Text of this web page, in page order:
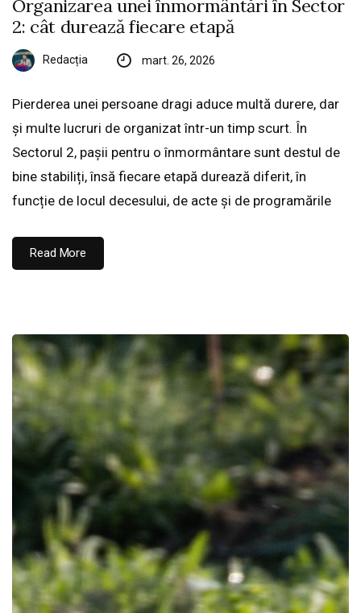
Organizarea unei înmormântări în Sector
2: cât durează fiecare etapă
Redacția mart. 26, 2026
Pierderea unei persoane dragi aduce multă durere, dar
și multe lucruri de organizat într-un timp scurt. În
Sectorul 2, pașii pentru o înmormântare sunt destul de
bine stabiliți, însă fiecare etapă durează diferit, în
funcție de locul decesului, de acte și de programările
Read More